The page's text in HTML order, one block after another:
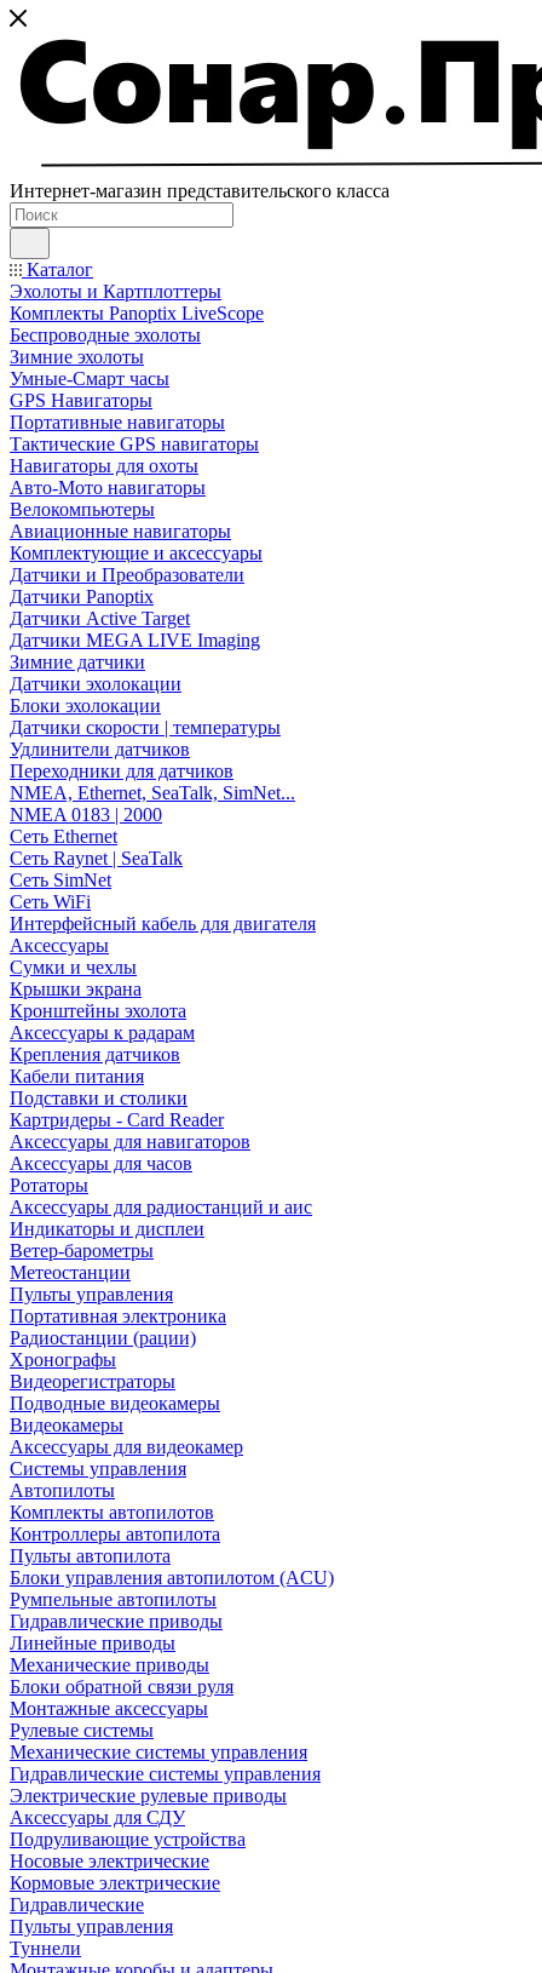
Интернет-магазин представительского класса
Каталог
Эхолоты и Картплоттеры
Комплекты Panoptix LiveScope
Беспроводные эхолоты
Зимние эхолоты
Умные-Смарт часы
GPS Навигаторы
Портативные навигаторы
Тактические GPS навигаторы
Навигаторы для охоты
Авто-Мото навигаторы
Велокомпьютеры
Авиационные навигаторы
Комплектующие и аксессуары
Датчики и Преобразователи
Датчики Panoptix
Датчики Active Target
Датчики MEGA LIVE Imaging
Зимние датчики
Датчики эхолокации
Блоки эхолокации
Датчики скорости | температуры
Удлинители датчиков
Переходники для датчиков
NMEA, Ethernet, SeaTalk, SimNet...
NMEA 0183 | 2000
Сеть Ethernet
Сеть Raynet | SeaTalk
Сеть SimNet
Сеть WiFi
Интерфейсный кабель для двигателя
Аксессуары
Сумки и чехлы
Крышки экрана
Кронштейны эхолота
Аксессуары к радарам
Крепления датчиков
Кабели питания
Подставки и столики
Картридеры - Card Reader
Аксессуары для навигаторов
Аксессуары для часов
Ротаторы
Аксессуары для радиостанций и аис
Индикаторы и дисплеи
Ветер-барометры
Метеостанции
Пульты управления
Портативная электроника
Радиостанции (рации)
Хронографы
Видеорегистраторы
Подводные видеокамеры
Видеокамеры
Аксессуары для видеокамер
Системы управления
Автопилоты
Комплекты автопилотов
Контроллеры автопилота
Пульты автопилота
Блоки управления автопилотом (ACU)
Румпельные автопилоты
Гидравлические приводы
Линейные приводы
Механические приводы
Блоки обратной связи руля
Монтажные аксессуары
Рулевые системы
Механические системы управления
Гидравлические системы управления
Электрические рулевые приводы
Аксессуары для СДУ
Подруливающие устройства
Носовые электрические
Кормовые электрические
Гидравлические
Пульты управления
Туннели